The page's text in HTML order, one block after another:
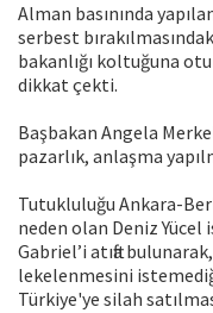
Alman basınında
serbest
bakanlığı koltuğuna
dikkat çekti.
Başbakan Angela
pazarlık, anlaşma
Tutukluluğu Ankara-
neden olan Deniz Yücel
Gabriel’i atıfta
lekelenmesini
Türkiye'ye silah